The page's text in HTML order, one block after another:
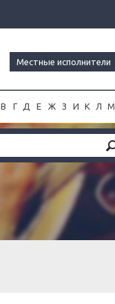
Местные исполнители
В Г Д Е Ж З И К Л М